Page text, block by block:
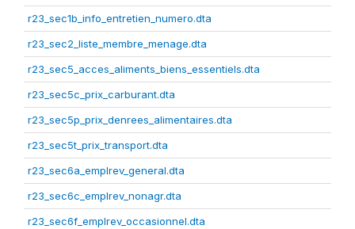
r23_sec1b_info_entretien_numero.dta
r23_sec2_liste_membre_menage.dta
r23_sec5_acces_aliments_biens_essentiels.dta
r23_sec5c_prix_carburant.dta
r23_sec5p_prix_denrees_alimentaires.dta
r23_sec5t_prix_transport.dta
r23_sec6a_emplrev_general.dta
r23_sec6c_emplrev_nonagr.dta
r23_sec6f_emplrev_occasionnel.dta